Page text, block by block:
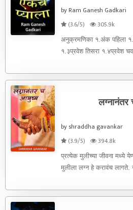
by Ram Ganesh Gadkari
(3.6/5)
305.9k
अनुक्रमणिका १.अंक पहिला
१.३प्रवेश तिसरा १.४प्रवेश
by shraddha gavankar
(3.9/5)
394.8k
प्रत्येक मुलीच्या जीवना मध्ये
मुलीला लग्न हे करावंच लागते.